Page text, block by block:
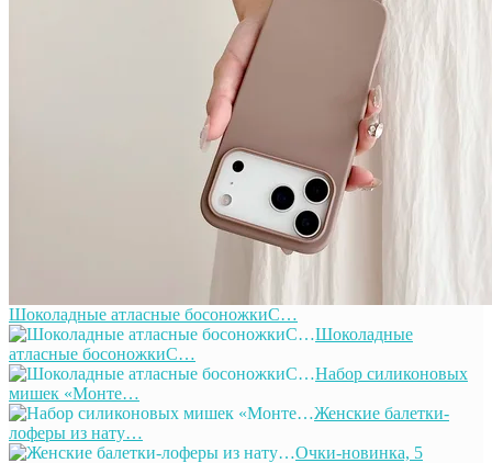
Шоколадные атласные босоножкиС…
Шоколадные
атласные босоножкиС…
Набор силиконовых
мишек «Монте…
Женские балетки-
лоферы из нату…
Очки-новинка, 5